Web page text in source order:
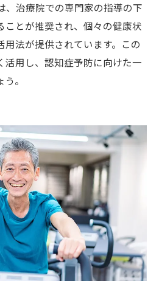
、治療院での専門家の指導の下
ことが推奨され、個々の健康状
法が提供されています。この
活用し、認知症予防に向けた一
。